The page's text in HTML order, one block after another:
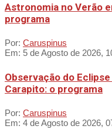
Astronomia no Verão
programa
Por: Caruspinus
Em: 5 de Agosto de 2026,
Observação do
Carapito: o programa
Por: Caruspinus
Em: 4 de Agosto de 2026,